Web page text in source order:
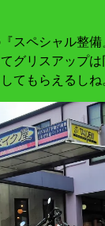
スペシャル整
グリスアップ
てもらえるしね。